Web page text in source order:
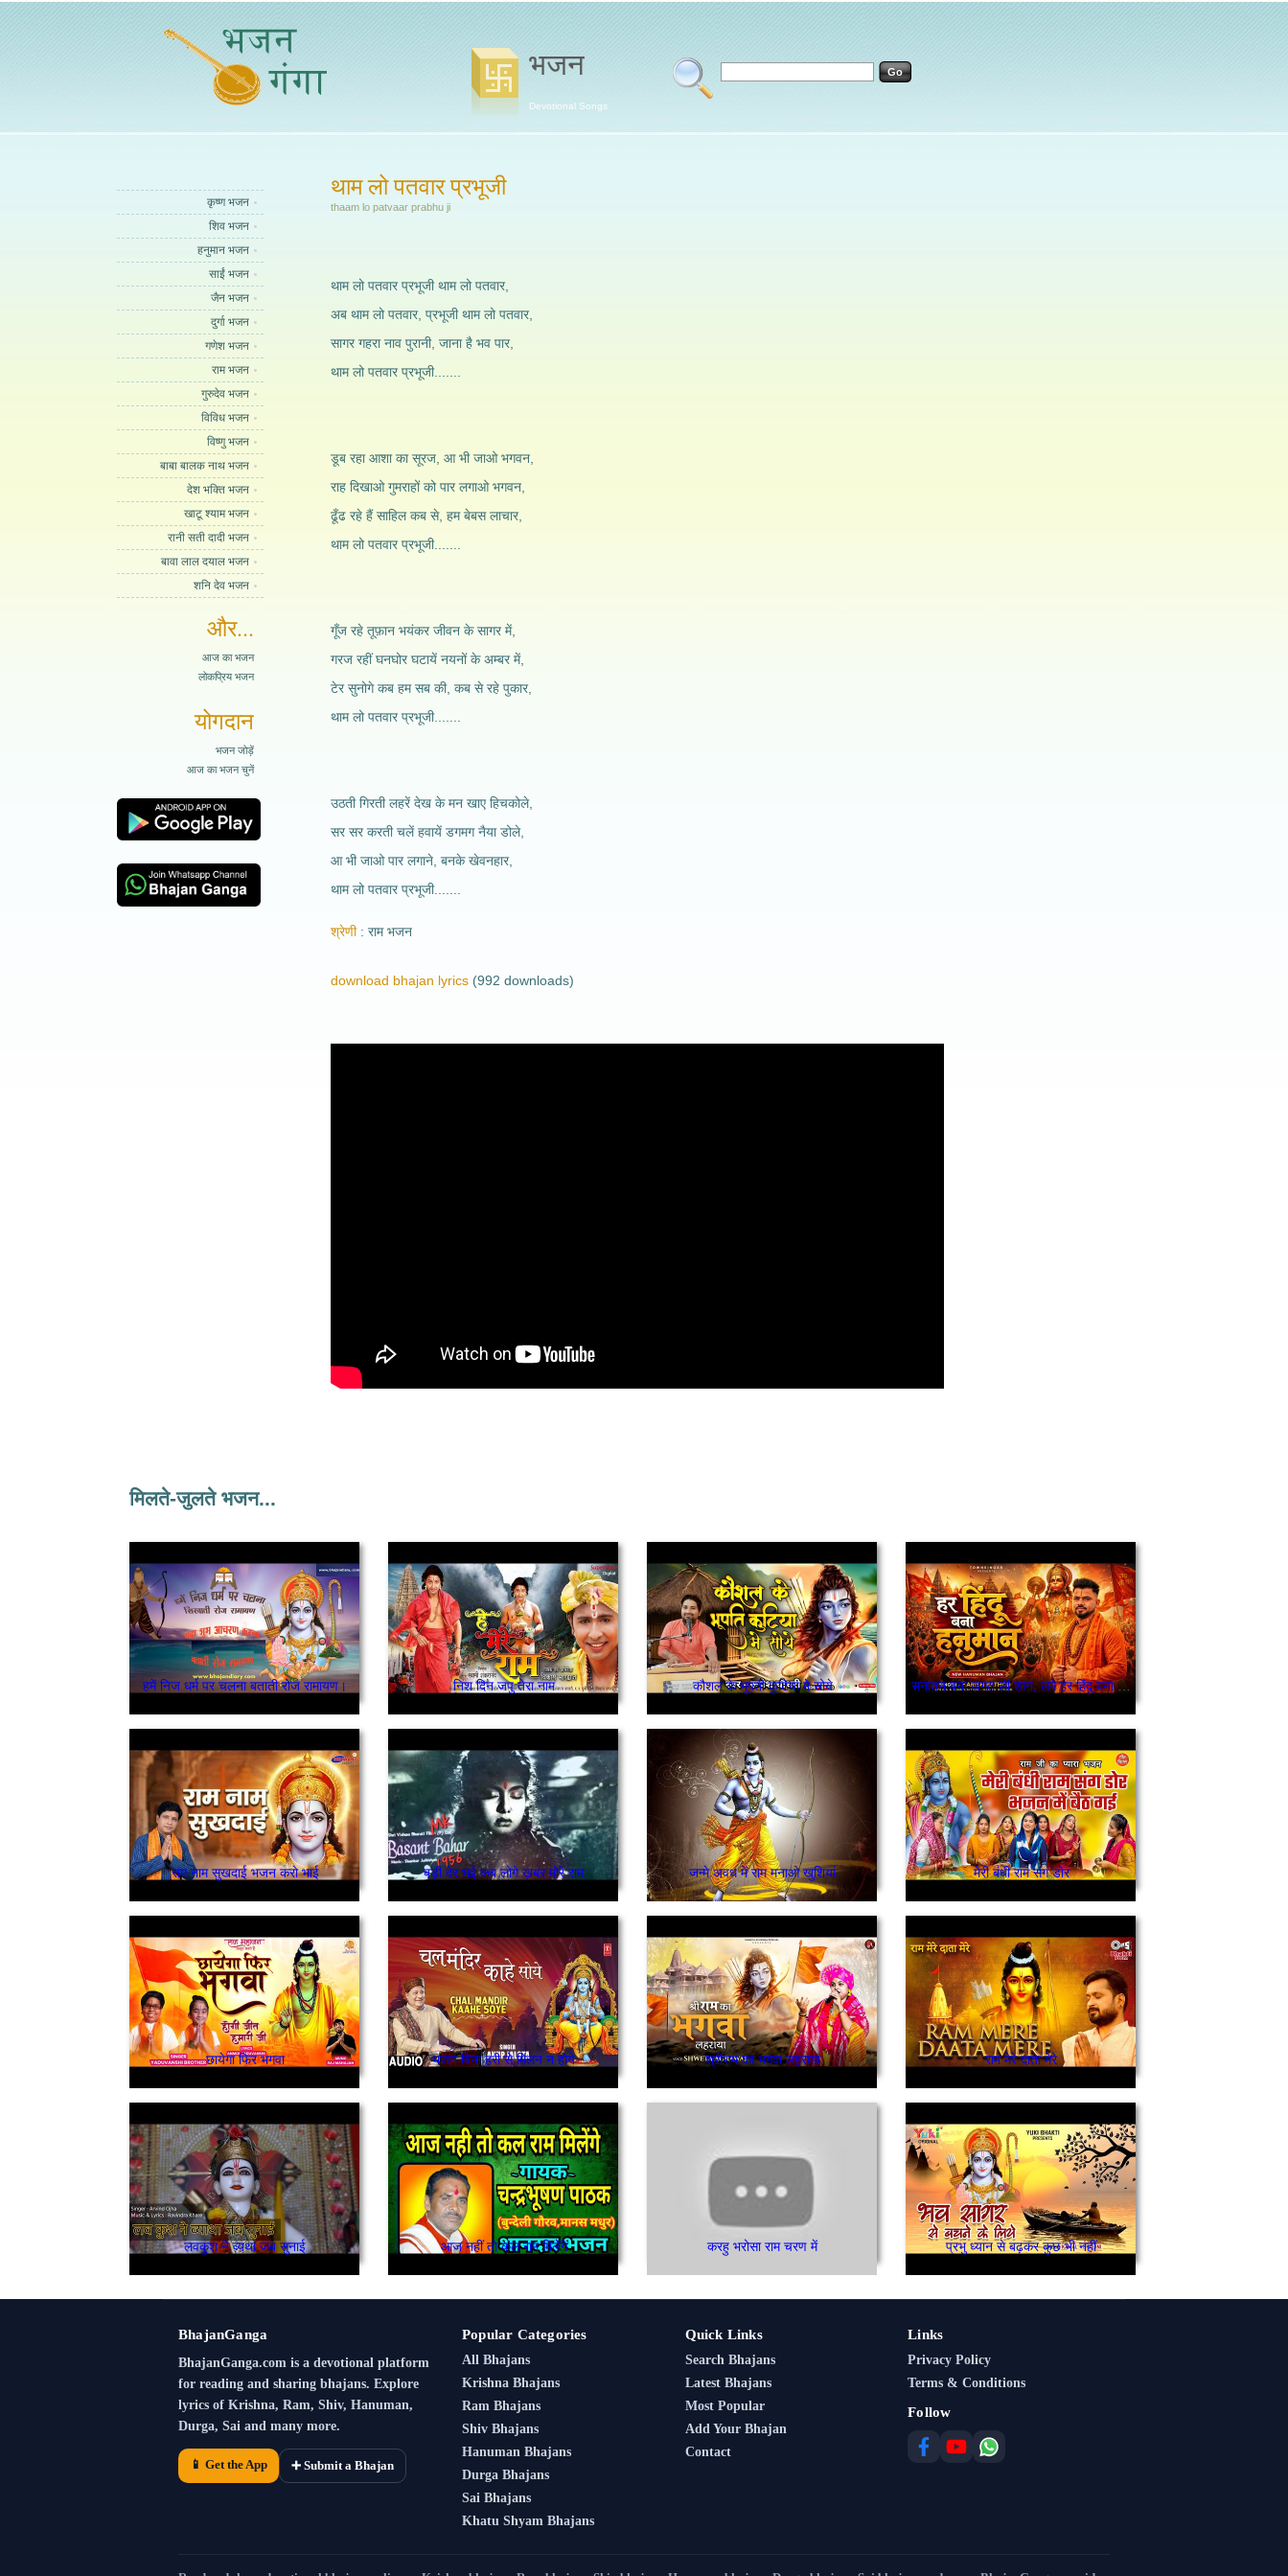
भजन
Devotional Songs
कृष्ण भजन
शिव भजन
हनुमान भजन
साईं भजन
जैन भजन
दुर्गा भजन
गणेश भजन
राम भजन
गुरुदेव भजन
विविध भजन
विष्णु भजन
बाबा बालक नाथ भजन
देश भक्ति भजन
खाटू श्याम भजन
रानी सती दादी भजन
बावा लाल दयाल भजन
शनि देव भजन
और...
आज का भजन
लोकप्रिय भजन
योगदान
भजन जोड़ें
आज का भजन चुनें
थाम लो पतवार प्रभूजी
thaam lo patvaar prabhu ji
थाम लो पतवार प्रभूजी थाम लो पतवार,
अब थाम लो पतवार, प्रभूजी थाम लो पतवार,
सागर गहरा नाव पुरानी, जाना है भव पार,
थाम लो पतवार प्रभूजी.......
डूब रहा आशा का सूरज, आ भी जाओ भगवन,
राह दिखाओ गुमराहों को पार लगाओ भगवन,
ढूँढ रहे हैं साहिल कब से, हम बेबस लाचार,
थाम लो पतवार प्रभूजी.......
गूँज रहे तूफ़ान भयंकर जीवन के सागर में,
गरज रहीं घनघोर घटायें नयनों के अम्बर में,
टेर सुनोगे कब हम सब की, कब से रहे पुकार,
थाम लो पतवार प्रभूजी.......
उठती गिरती लहरें देख के मन खाए हिचकोले,
सर सर करती चलें हवायें डगमग नैया डोले,
आ भी जाओ पार लगाने, बनके खेवनहार,
थाम लो पतवार प्रभूजी.......
श्रेणी राम भजन
download bhajan lyrics (992 downloads)
मिलते-जुलते भजन...
हमें निज धर्म पर चलना बताती रोज रामायण। निश दिन जपु तेरा नाम कौशल के भूपती कुटिया मे सोये सनातन बना जगत ली शान, लगे हर हिंदू बना हनुमान
राम नाम सुखदाई भजन करो भाई बड़ी देर भई कब लोगे ख़बर मोरे राम जन्मे अवध में राम मनाओ खुशियां मेरी बंधी राम संग डोर
छायेगा फिर भगवा भजन बिना हरी से मिलन न होये श्रीराम का भगवा लहराया राम मेरे दाता मेरे
लवकुश ने व्यथा जब सुनाई आज नहीं तो कल राम मिलेंगे करहु भरोसा राम चरण में प्रभु ध्यान से बढ़कर कुछ भी नहीं
BhajanGanga
BhajanGanga.com is a devotional platform
for reading and sharing bhajans. Explore
lyrics of Krishna, Ram, Shiv, Hanuman,
Durga, Sai and many more.
📱 Get the App ➕ Submit a Bhajan
Popular Categories
All Bhajans
Krishna Bhajans
Ram Bhajans
Shiv Bhajans
Hanuman Bhajans
Durga Bhajans
Sai Bhajans
Khatu Shyam Bhajans
Quick Links
Search Bhajans
Latest Bhajans
Most Popular
Add Your Bhajan
Contact
Links
Privacy Policy
Terms & Conditions
Follow